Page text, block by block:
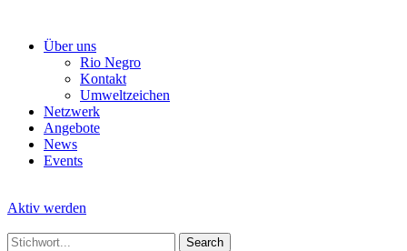
Über uns
Rio Negro
Kontakt
Umweltzeichen
Netzwerk
Angebote
News
Events
Aktiv werden